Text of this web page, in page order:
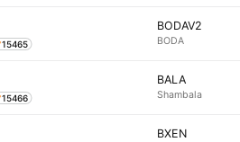
15465
BODAV2
BODA
15466
BALA
Shambala
BXEN